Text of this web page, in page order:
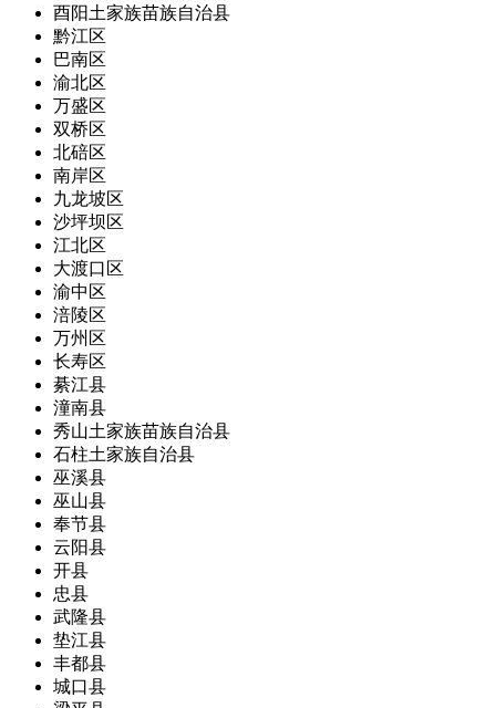
酉阳土家族苗族自治县
黔江区
巴南区
渝北区
万盛区
双桥区
北碚区
南岸区
九龙坡区
沙坪坝区
江北区
大渡口区
渝中区
涪陵区
万州区
长寿区
綦江县
潼南县
秀山土家族苗族自治县
石柱土家族自治县
巫溪县
巫山县
奉节县
云阳县
开县
忠县
武隆县
垫江县
丰都县
城口县